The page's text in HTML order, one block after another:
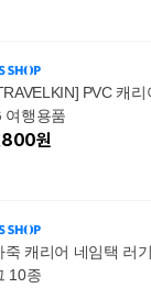
PVC 캐
여행용품
원
죽 캐리어 네임택 러
10종